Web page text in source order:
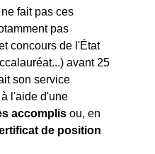
fait pas ces
pas
concours de l'État
avant 25
son service
l'aide d'une
accomplis ou, en
de position